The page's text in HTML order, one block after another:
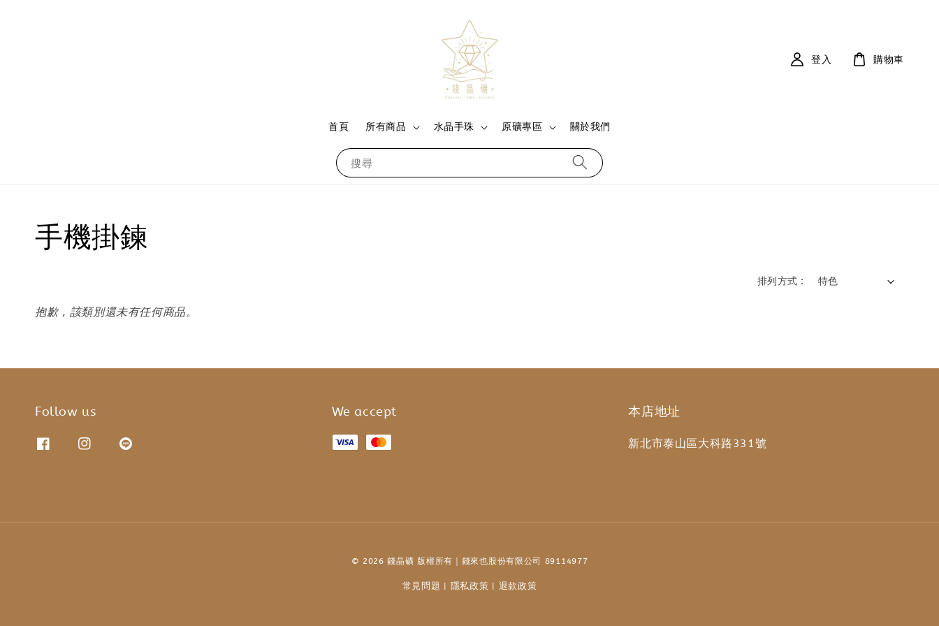
搜尋
首頁 所有商品 水晶手珠 原礦專區 關於我們
登入 購物車
手機掛鍊
排列方式 :
抱歉，該類別還未有任何商品。
Follow us We accept 本店地址
新北市泰山區大科路331號
© 2026 錢晶礦 版權所有｜錢來也股份有限公司 89114977
常見問題 隱私政策 退款政策